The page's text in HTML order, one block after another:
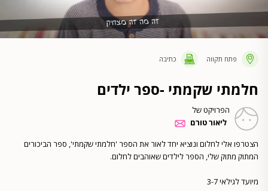
פתח תקווה כתיבה
חלמתי שקמתי -ספר ילדים
הפרויקט של
ליאור טורם
הצטרפו אלי לחלום ונוציא יחד לאור את הספר 'חלמתי שקמתי', ספר הביכורים
מיועד לגילאי 3-7